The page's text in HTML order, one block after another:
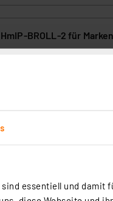
essentiell und damit
BROLL-2 für